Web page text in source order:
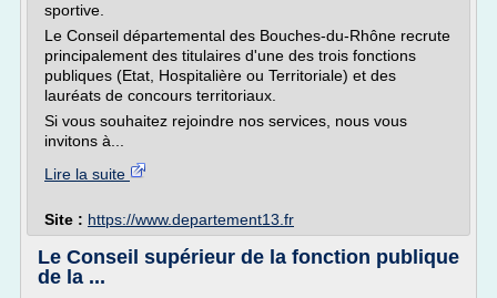
sportive.
Le Conseil départemental des Bouches-du-Rhône recrute
principalement des titulaires d'une des trois fonctions
publiques (Etat, Hospitalière ou Territoriale) et des
lauréats de concours territoriaux.
Si vous souhaitez rejoindre nos services, nous vous
invitons à...
Lire la suite
Site : https://www.departement13.fr
Le Conseil supérieur de la fonction publique
de la ...